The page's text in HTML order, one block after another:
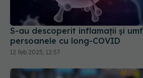
S-au descoperit inflamaţii și
persoanele cu long-COVID
12 feb 2025, 12:57